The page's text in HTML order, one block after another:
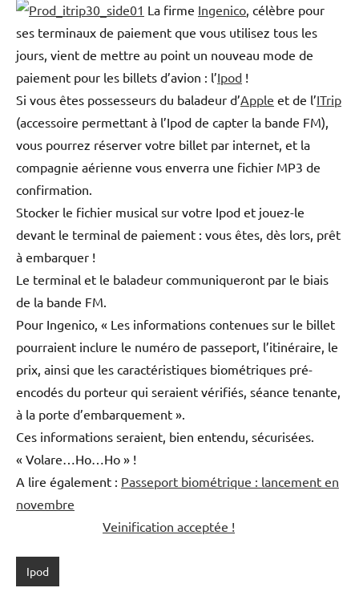
La firme Ingenico , célèbre pour
ses terminaux de paiement que vous utilisez tous les
jours, vient de mettre au point un nouveau mode de
paiement pour les billets d’avion : l’Ipod !
Si vous êtes possesseurs du baladeur d’Apple et de l’ITrip
(accessoire permettant à l’Ipod de capter la bande FM),
vous pourrez réserver votre billet par internet, et la
compagnie aérienne vous enverra une fichier MP3 de
confirmation.
Stocker le fichier musical sur votre Ipod et jouez-le
devant le terminal de paiement : vous êtes, dès lors, prêt
à embarquer !
Le terminal et le baladeur communiqueront par le biais
de la bande FM.
Pour Ingenico, « Les informations contenues sur le billet
pourraient inclure le numéro de passeport, l’itinéraire, le
prix, ainsi que les caractéristiques biométriques pré-
encodés du porteur qui seraient vérifiés, séance tenante,
à la porte d’embarquement ».
Ces informations seraient, bien entendu, sécurisées.
« Volare…Ho…Ho » !
A lire également : Passeport biométrique : lancement en
novembre
Veinification acceptée !
Ipod